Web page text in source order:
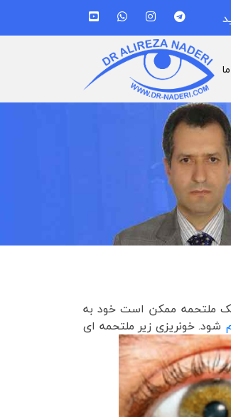
ملتحمه ممکن است خود به
شود. خونریزی زیر ملتحمه ای